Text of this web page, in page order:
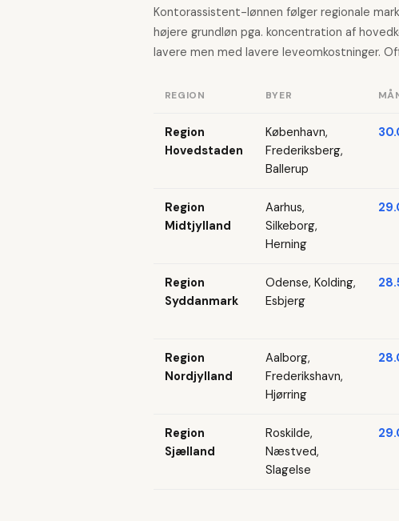
Kontorassistent-lønnen følger regionale
højere grundløn pga. koncentration af
lavere men med lavere leveomkostninger.
REGION BYER
Region
Hovedstaden
København,
Frederiksberg,
Ballerup
Region
Midtjylland
Aarhus,
Silkeborg,
Herning
Region
Syddanmark
Odense, Kolding,
Esbjerg
Region
Nordjylland
Aalborg,
Frederikshavn,
Hjørring
Region
Sjælland
Roskilde,
Næstved,
Slagelse